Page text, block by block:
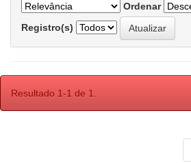
Ordenar
Registro(s)
Resultado 1-1 de 1.